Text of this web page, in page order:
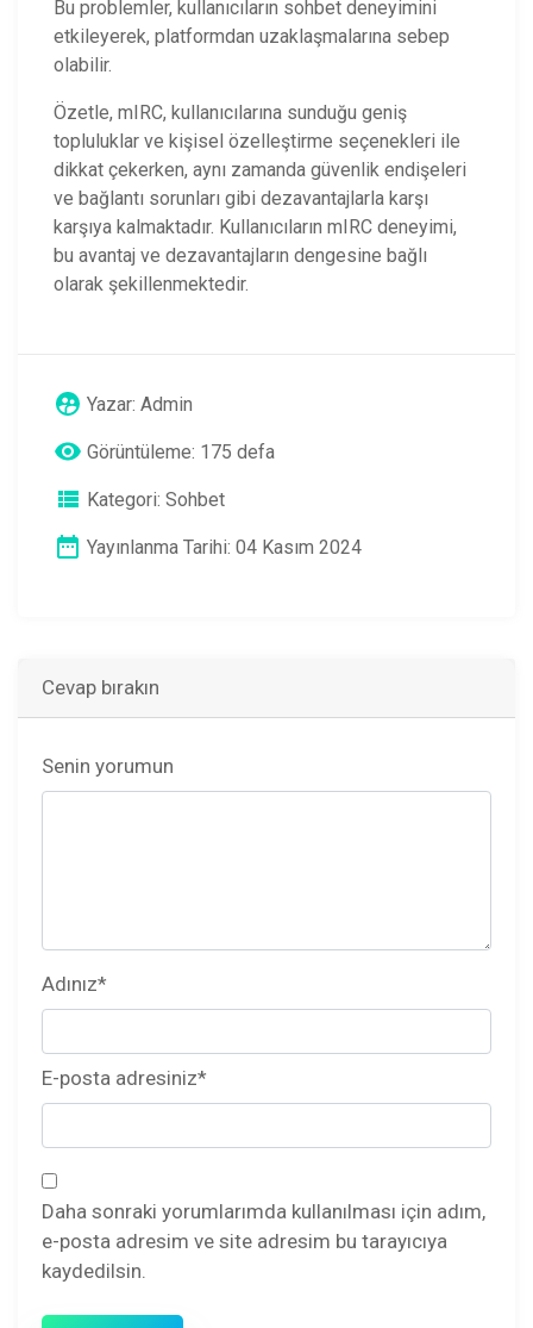
Bu problemler, kullanıcıların sohbet deneyimini
etkileyerek, platformdan uzaklaşmalarına sebep
olabilir.
Özetle, mIRC, kullanıcılarına sunduğu geniş
topluluklar ve kişisel özelleştirme seçenekleri ile
dikkat çekerken, aynı zamanda güvenlik endişeleri
ve bağlantı sorunları gibi dezavantajlarla karşı
karşıya kalmaktadır. Kullanıcıların mIRC deneyimi,
bu avantaj ve dezavantajların dengesine bağlı
olarak şekillenmektedir.
Yazar: Admin
Görüntüleme: 175 defa
Kategori: Sohbet
Yayınlanma Tarihi: 04 Kasım 2024
Cevap bırakın
Senin yorumun
Adınız*
E-posta adresiniz*
Daha sonraki yorumlarımda kullanılması için adım,
e-posta adresim ve site adresim bu tarayıcıya
kaydedilsin.